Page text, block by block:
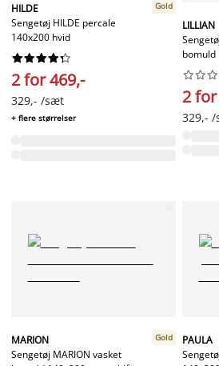
HILDE
Sengetøj HILDE percale
140x200 hvid
Gold






2 for 469,-
329,- /sæt
+ flere størrelser
LILLIAN
bomuld




2
329,-
MARION
Sengetøj MARION vasket
Gold
PAULA